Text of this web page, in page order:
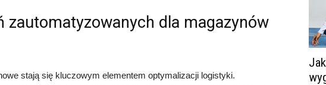
zautomatyzowanych dla magazynów
stają się kluczowym elementem optymalizacji logistyki.